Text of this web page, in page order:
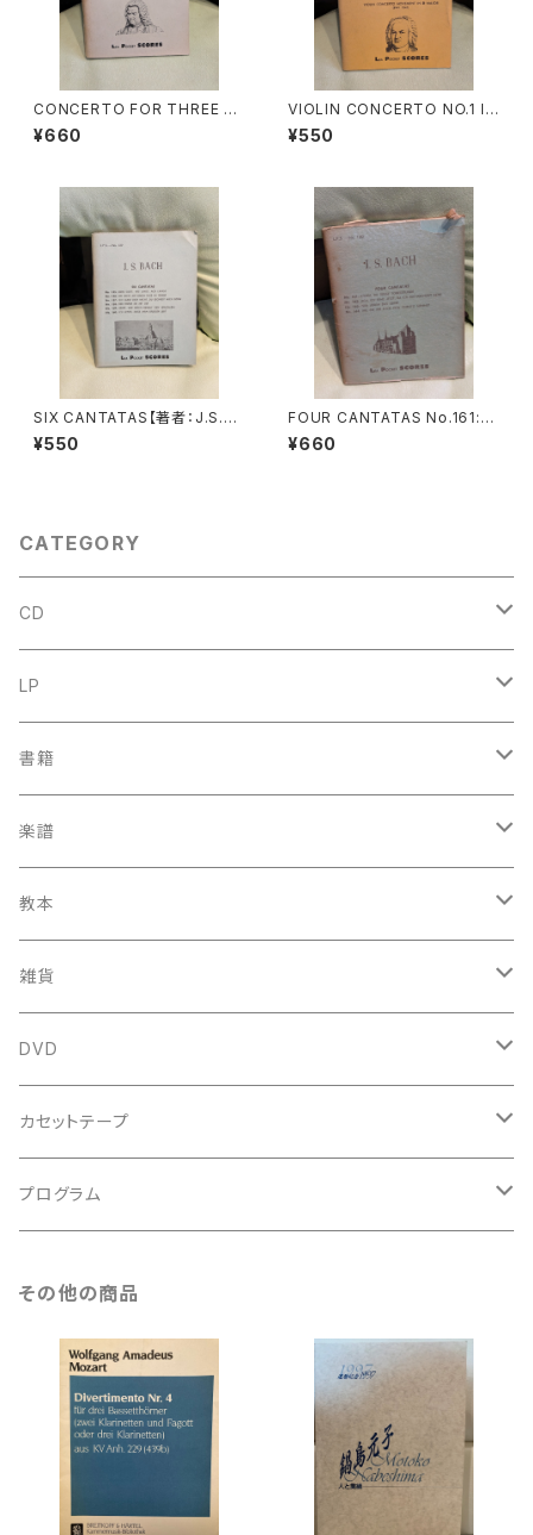
CONCERTO FOR THREE CL
AVIERS IN D MINOR・CONC
ERTO FOR THREE CLAVIER
ORES 1954年
¥660
VIOLIN CONCERTO NO.1 IN
A MINOR(BWV1041) VIOLIN
CONCERTO NO.2 IN E MAJ
INOR(BWV1043) VIOLIN C
ONCERTO MOVEMENT IN
D MAJOR(BWV1045)【著者：
J.S.BACH】出版社：LEA POC
KET SCORES 1958年
¥550
SIX CANTATAS【著者：J.S.BA
CH】出版社：LEA POCKET SC
ORES 1965年
¥550
FOUR CANTATAS No.161:K
OMM, DU SUSSE TODESS
TUNDE No.162:ACH, ICH S
SCORES 1965年
¥660
CATEGORY
CD
古楽
中古CD
鍋島元子関連CD
古楽以外
中古CD
LP
古楽
中古LP
鍋島元子関連LP
古楽以外
中古LP
書籍
古楽関係
中古本
新古本
古楽以外
中古本
中古本
楽譜
古楽関係
スコア
鍵盤用
古楽以外
スコア
教本
古楽関係
古楽以外
雑貨
トートバッグ
バロック
ルネサンス
DVD
古楽
古楽以外
カセットテープ
古楽
プログラム
古楽以外
その他の商品